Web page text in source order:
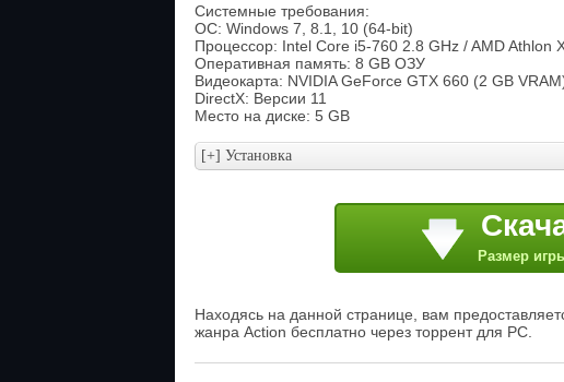
Системные требования:
ОС: Windows 7, 8.1, 10 (64-bit)
Процессор: Intel Core i5-760 2.8 GHz / AMD Athlon
Оперативная память: 8 GB ОЗУ
Видеокарта: NVIDIA GeForce GTX 660 (2 GB
DirectX: Версии 11
Место на диске: 5 GB
Размер
Находясь на данной странице, вам
жанра Action бесплатно через торрент для PC.